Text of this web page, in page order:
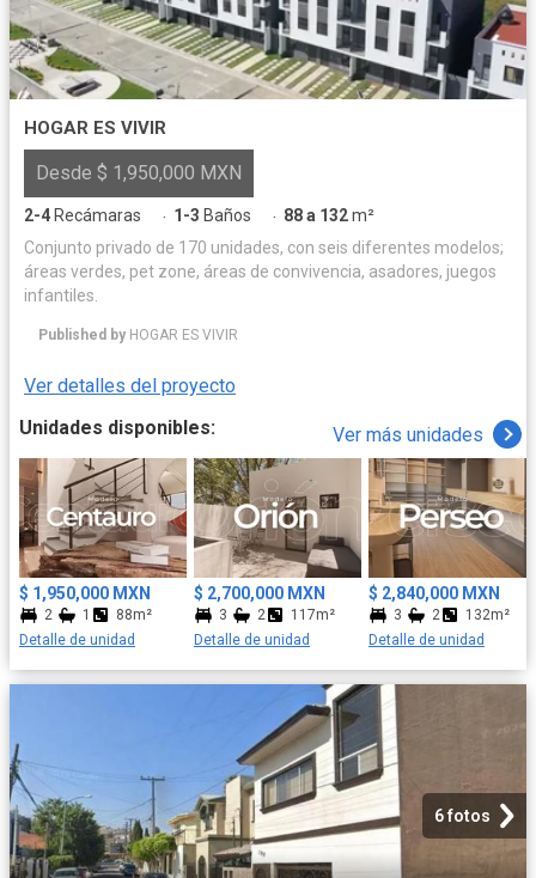
HOGAR ES VIVIR
Desde $ 1,950,000 MXN
2-4 Recámaras · 1-3 Baños · 88 a 132m²
Conjunto privado de 170 unidades, con seis diferentes modelos;
áreas verdes, pet zone, áreas de convivencia, asadores, juegos
infantiles.
Published by HOGAR ES VIVIR
Ver detalles del proyecto
Unidades disponibles:
Ver más unidades
$ 1,950,000 MXN
2 1
88m²
Detalle de unidad
$ 2,700,000 MXN
3 2
117m²
Detalle de unidad
$ 2,840,000 MXN
3 2
132m²
Detalle de unidad
6 fotos